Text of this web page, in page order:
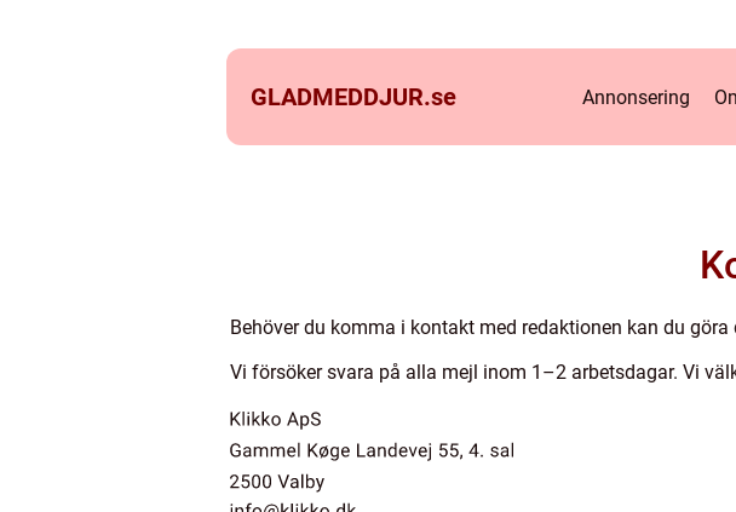
GLADMEDDJUR.se Annonsering
Behöver du komma i kontakt med redaktionen kan du
Vi försöker svara på alla mejl inom 1–2 arbetsdagar. Vi